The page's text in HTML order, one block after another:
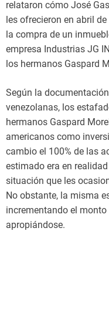
relataron cómo José
les ofrecieron en abril
la compra de un
empresa Industrias JG
los hermanos Gaspard
Según la
venezolanas, los
hermanos Gaspard
americanos como
cambio el 100% de las
estimado era en
situación que les
No obstante, la misma
incrementando el
apropiándose.